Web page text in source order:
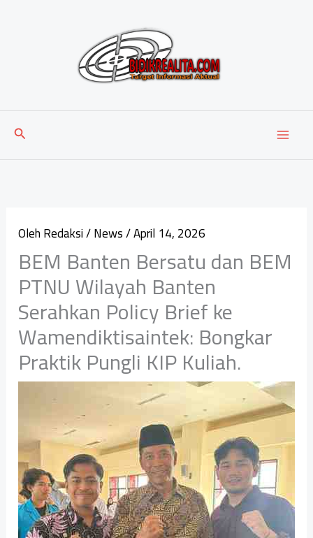
Cari
OlehRedaksi/News/April 14, 2026
‎BEM Banten Bersatu dan BEM
PTNU Wilayah Banten
Serahkan Policy Brief ke
Wamendiktisaintek: Bongkar
Praktik Pungli KIP Kuliah. ‎